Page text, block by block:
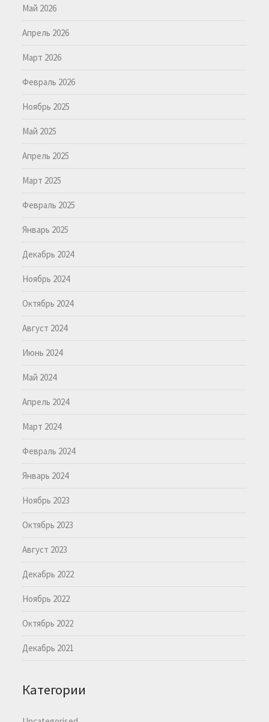
Май 2026
Апрель 2026
Март 2026
Февраль 2026
Ноябрь 2025
Май 2025
Апрель 2025
Март 2025
Февраль 2025
Январь 2025
Декабрь 2024
Ноябрь 2024
Октябрь 2024
Август 2024
Июнь 2024
Май 2024
Апрель 2024
Март 2024
Февраль 2024
Январь 2024
Ноябрь 2023
Октябрь 2023
Август 2023
Декабрь 2022
Ноябрь 2022
Октябрь 2022
Декабрь 2021
Категории